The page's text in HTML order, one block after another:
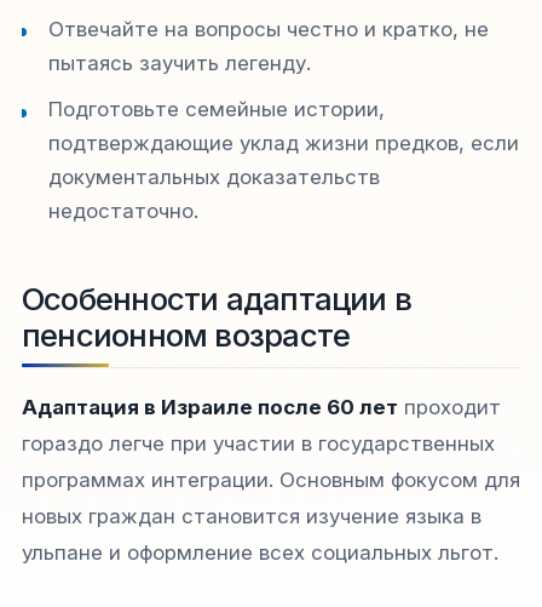
Отвечайте на вопросы честно и кратко, не
пытаясь заучить легенду.
Подготовьте семейные истории,
подтверждающие уклад жизни предков, если
документальных доказательств
недостаточно.
Особенности адаптации в
пенсионном возрасте
Адаптация в Израиле после 60 лет проходит
гораздо легче при участии в государственных
программах интеграции. Основным фокусом для
новых граждан становится изучение языка в
ульпане и оформление всех социальных льгот.